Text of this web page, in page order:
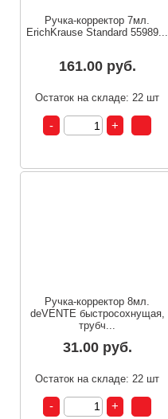
Ручка-корректор 7мл.
ErichKrause Standard 55989...
161.00 руб.
Остаток на складе: 22 шт
Ручка-корректор 8мл.
deVENTE быстросохнущая,
трубч...
31.00 руб.
Остаток на складе: 22 шт